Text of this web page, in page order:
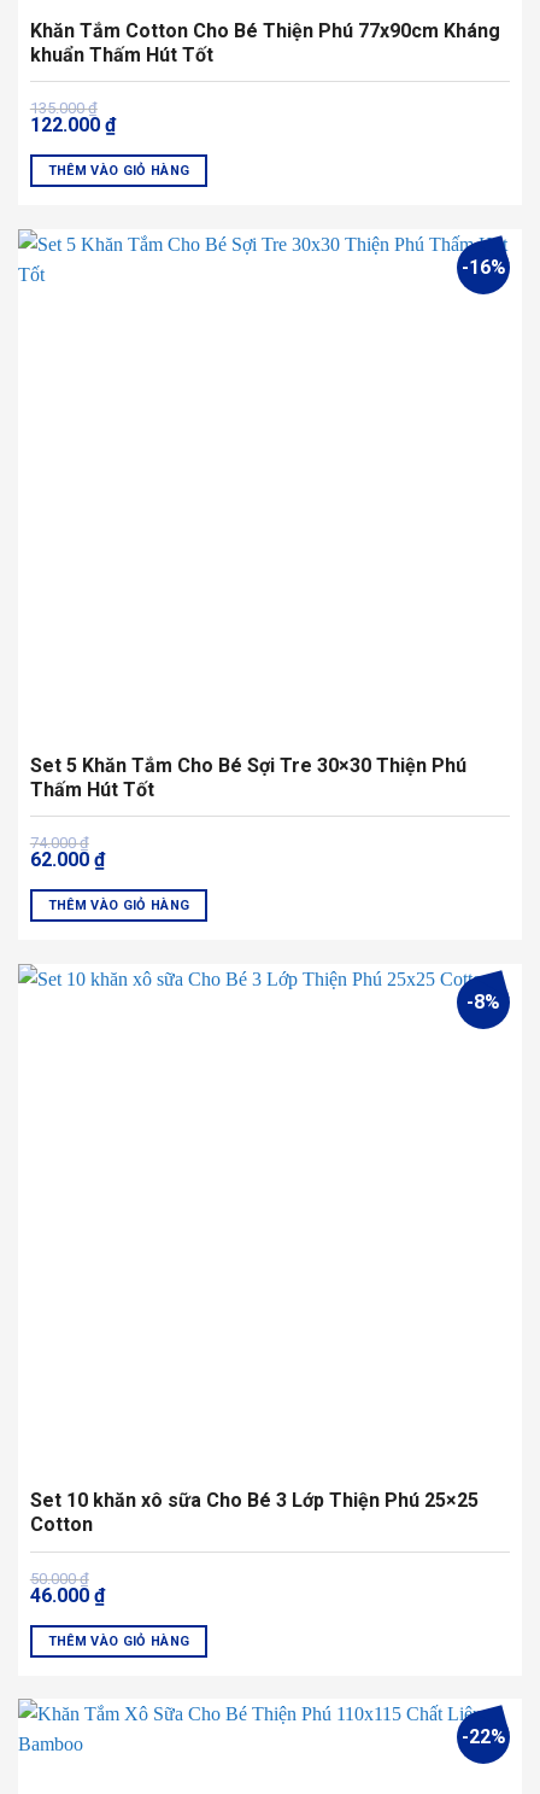
Khăn Tắm Cotton Cho Bé Thiện Phú 77x90cm Kháng
khuẩn Thấm Hút Tốt
135.000₫
Giá
gốc
135.000 ₫.
122.000 ₫
Giá
hiện
122.000 ₫.
THÊM VÀO GIỎ HÀNG
-16%
Set 5 Khăn Tắm Cho Bé Sợi Tre 30×30 Thiện Phú
Thấm Hút Tốt
74.000₫
Giá
gốc
74.000 ₫.
62.000 ₫
Giá
hiện
62.000 ₫.
THÊM VÀO GIỎ HÀNG
-8%
Set 10 khăn xô sữa Cho Bé 3 Lớp Thiện Phú 25×25
Cotton
50.000₫
Giá
gốc
50.000 ₫.
46.000 ₫
Giá
hiện
46.000 ₫.
THÊM VÀO GIỎ HÀNG
-22%